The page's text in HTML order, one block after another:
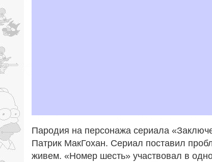
Пародия на персонажа сериала
Патрик МакГохан. Сериал поставил
живем. «Номер шесть» участвовал в